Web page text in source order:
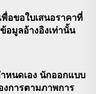
อขอใบเสนอราคาที่
อมูลอ้างอิงเท่านั้น
นดเอง นักออกแบบ
การตามภาพการ